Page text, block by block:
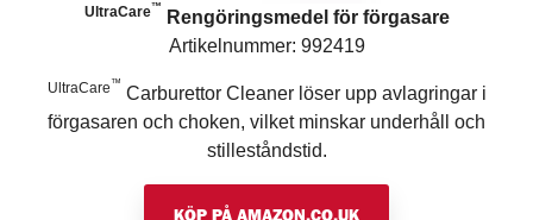
UltraCare™
Rengöringsmedel för förgasare
Artikelnummer: 992419
UltraCare ™ Carburettor Cleaner löser upp avlagringar i
förgasaren och choken, vilket minskar underhåll och
stilleståndstid.